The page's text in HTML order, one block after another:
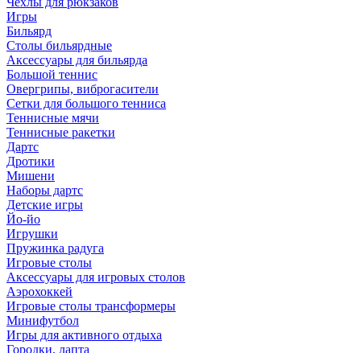
Игры
Бильярд
Столы бильярдные
Аксессуары для бильярда
Большой теннис
Овергрипы, виброгасители
Сетки для большого тенниса
Теннисные мячи
Теннисные ракетки
Дартс
Дротики
Мишени
Наборы дартс
Детские игры
Йо-йо
Игрушки
Пружинка радуга
Игровые столы
Аксессуары для игровых столов
Аэрохоккей
Игровые столы трансформеры
Минифутбол
Игры для активного отдыха
Городки, лапта